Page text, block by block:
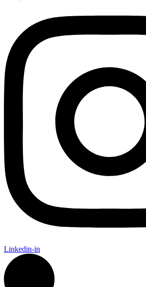
Linkedin-in